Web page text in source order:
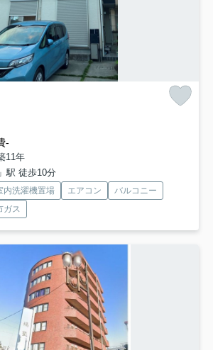
-
11年
駅 徒歩10分
内洗濯機置場 エアコン
バルコニー
ガス